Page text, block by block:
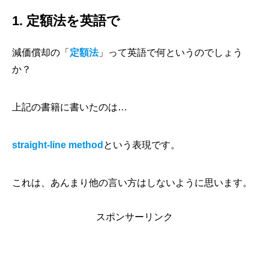
1. 定額法を英語で
減価償却の「 定額法」って英語で何というのでしょう
か？
上記の書籍に書いたのは…
straight-line method という表現です。
これは、あんまり他の言い方はしないように思います。
スポンサーリンク